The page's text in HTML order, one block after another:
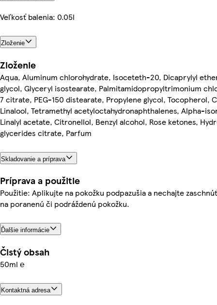
Veľkosť balenia: 0.05l
Zloženie
Zloženie
Aqua, Aluminum chlorohydrate, Isoceteth-20, Dicaprylyl
glycol, Glyceryl isostearate, Palmitamidopropyltrimonium
7 citrate, PEG-150 distearate, Propylene glycol, Tocopherol,
Linalool, Tetramethyl acetyloctahydronaphthalenes, Alpha-
Linalyl acetate, Citronellol, Benzyl alcohol, Rose ketones,
glycerides citrate, Parfum
Skladovanie a príprava
Príprava a použitie
Použitie: Aplikujte na pokožku podpazušia a nechajte
na poranenú či podráždenú pokožku.
Ďalšie informácie
Čistý obsah
50ml ℮
Kontaktná adresa